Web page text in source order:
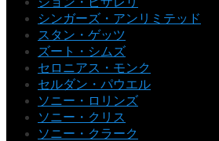
シンガーズ・アンリミテッド
スタン・ゲッツ
ズート・シムズ
セロニアス・モンク
セルダン・パウエル
ソニー・ロリンズ
ソニー・クリス
ソニー・クラーク